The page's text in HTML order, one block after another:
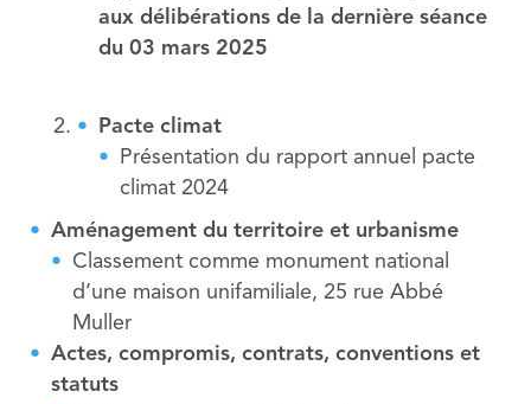
aux délibérations de la dernière séance
du 03 mars 2025
Pacte climat
Présentation du rapport annuel pacte
climat 2024
Aménagement du territoire et urbanisme
Classement comme monument national
d’une maison unifamiliale, 25 rue Abbé
Muller
Actes, compromis, contrats, conventions et
statuts